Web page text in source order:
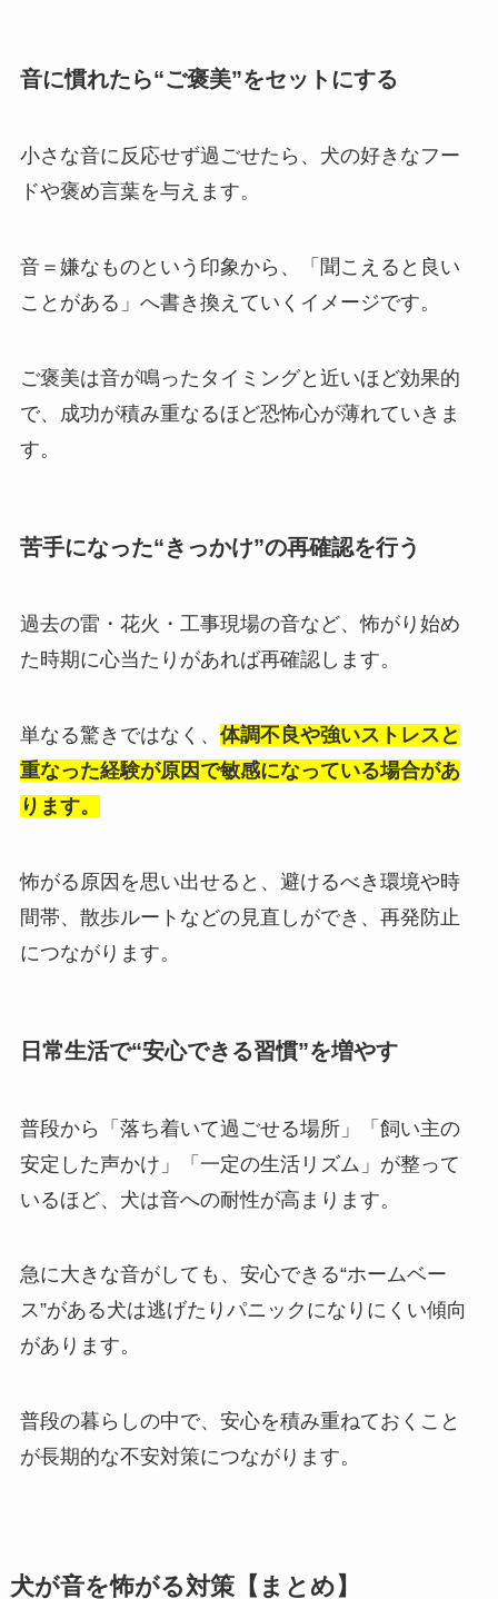
音に慣れたら“ご褒美”をセットにする
小さな音に反応せず過ごせたら、犬の好きなフー
ドや褒め言葉を与えます。
音＝嫌なものという印象から、「聞こえると良い
ことがある」へ書き換えていくイメージです。
ご褒美は音が鳴ったタイミングと近いほど効果的
で、成功が積み重なるほど恐怖心が薄れていきま
す。
苦手になった“きっかけ”の再確認を行う
過去の雷・花火・工事現場の音など、怖がり始め
た時期に心当たりがあれば再確認します。
単なる驚きではなく、 体調不良や強いストレスと
重なった経験が原因で敏感になっている場合があ
ります。
怖がる原因を思い出せると、避けるべき環境や時
間帯、散歩ルートなどの見直しができ、再発防止
につながります。
日常生活で“安心できる習慣”を増やす
普段から「落ち着いて過ごせる場所」「飼い主の
安定した声かけ」「一定の生活リズム」が整って
いるほど、犬は音への耐性が高まります。
急に大きな音がしても、安心できる“ホームベー
ス”がある犬は逃げたりパニックになりにくい傾向
があります。
普段の暮らしの中で、安心を積み重ねておくこと
が長期的な不安対策につながります。
犬が音を怖がる対策【まとめ】